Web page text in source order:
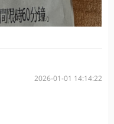
2026-01-01 14:14:22